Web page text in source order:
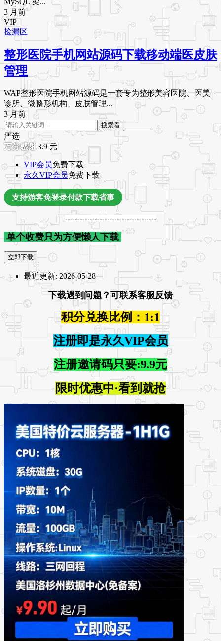
MySQL 架...
3 月前
VIP
捡漏区
整形医院手机网站源码下载移动端医皮肤
管理
WAP整形医院手机网站源码是一套专为整形美容医院、医美
诊所、微整形机构、皮肤管理...
3 月前
搜索看
严选
3.9元
VIP会员免费下载
永久VIP会员免费下载
支持游客免登录付款下载省事
-------------------------------------
单个收费只为方便懒人下载
立即下载
最近更新: 2026-05-28
下载遇到问题？可联系客服反馈
积分兑换比例：1:1
注册即是永久VIP会员
注册邀请码只要:9.9元
限时优惠中·看到就抢